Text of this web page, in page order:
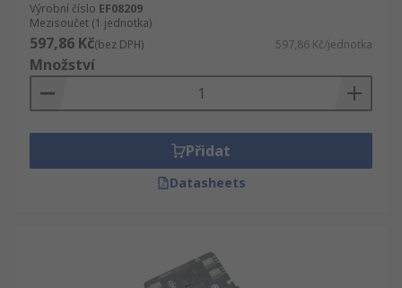
Výrobní číslo EF08209
Mezisoučet (1 jednotka)
597,86 Kč(bez DPH) 597,86 Kč/jednotka
Množství
Přidat
Datasheets